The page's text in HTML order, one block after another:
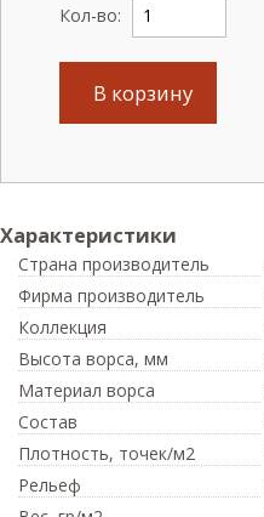
Кол-во:
В корзину
Характеристики
Страна производитель
Фирма производитель
Коллекция
Высота ворса, мм
Материал ворса
Состав
Плотность, точек/м2
Рельеф